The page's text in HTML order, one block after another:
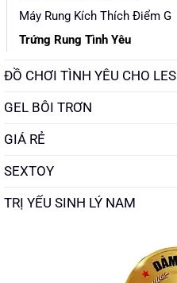
Máy Rung Kích Thích Điểm G
Trứng Rung Tình Yêu
ĐỒ CHƠI TÌNH YÊU CHO LES
GEL BÔI TRƠN
GIÁ RẺ
SEXTOY
TRỊ YẾU SINH LÝ NAM